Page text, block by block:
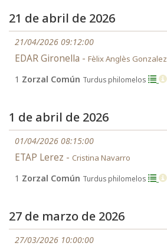
21 de abril de 2026
21/04/2026 09:12:00
EDAR Gironella - Fèlix Anglès Gonzalez
1 Zorzal Común Turdus philomelos
1 de abril de 2026
01/04/2026 08:15:00
ETAP Lerez - Cristina Navarro
1 Zorzal Común Turdus philomelos
27 de marzo de 2026
27/03/2026 10:00:00